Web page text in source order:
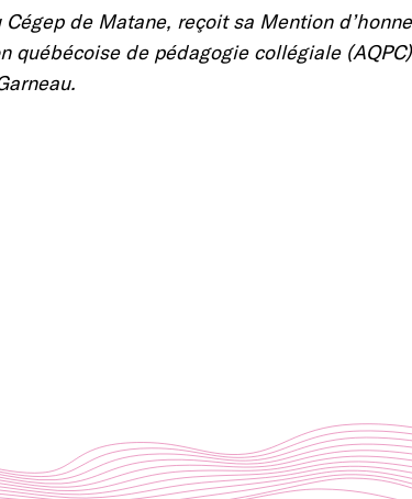
de Matane, reçoit sa Mention
québécoise de pédagogie collégiale